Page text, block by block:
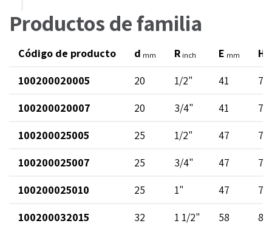
Productos de familia
Código de producto d mm R inch E mm H
100200020005 20 1/2" 41
70
100200020007
20 3/4" 41
71
100200025005
25 1/2" 47
75
100200025007
25 3/4" 47
76
100200025010
25 1" 47
78
100200032015
32 1 1/2" 58
86